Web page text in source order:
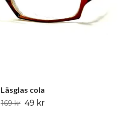
Läsglas cola
169 kr 49 kr